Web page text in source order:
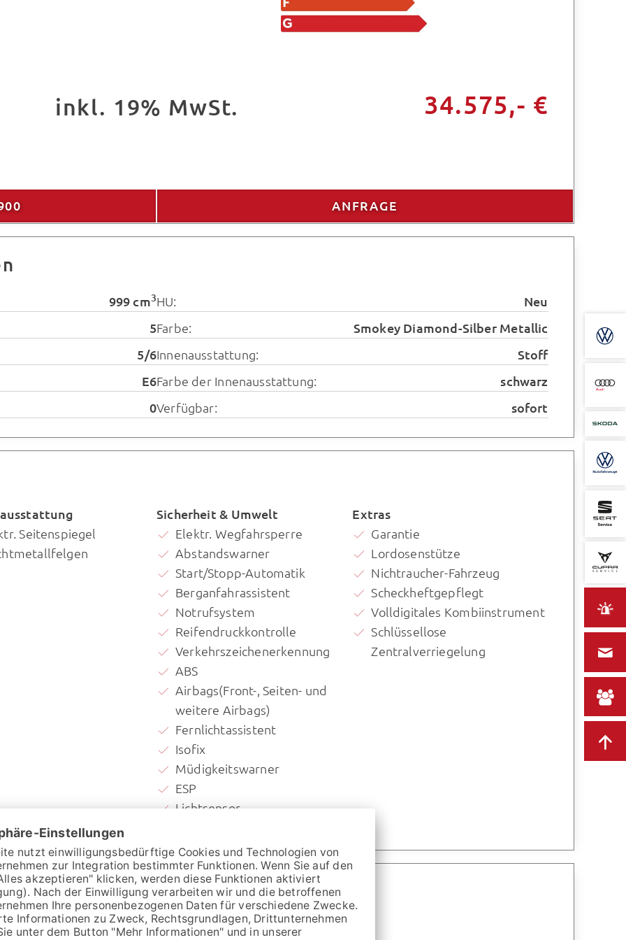
inkl. 19% MwSt. 34.575,- €
ANFRAGE
999 cm3
5
5/6
E6
0
HU:
Neu
Farbe:
Smokey Diamond-Silber Metallic
Innenausstattung:
Stoff
Farbe der Innenausstattung:
schwarz
Verfügbar:
sofort
Seitenspiegel
Sicherheit & Umwelt
Elektr. Wegfahrsperre
Abstandswarner
Start/Stopp-Automatik
Berganfahrassistent
Notrufsystem
Reifendruckkontrolle
Verkehrszeichenerkennung
ABS
Airbags(Front-, Seiten- und
weitere Airbags)
Fernlichtassistent
Isofix
Müdigkeitswarner
ESP
Lichtsensor
Extras
Garantie
Lordosenstütze
Nichtraucher-Fahrzeug
Scheckheftgepflegt
Volldigitales Kombiinstrument
Schlüssellose
Zentralverriegelung